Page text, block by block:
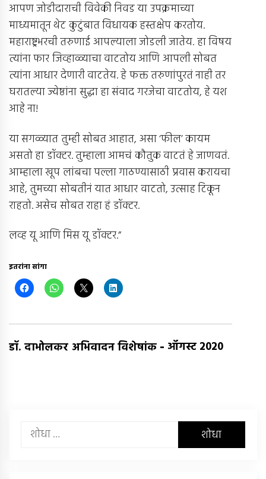
आपण जोडीदाराची विवेकी निवड या उपक्रमाच्या
माध्यमातून थेट कुटुंबात विधायक हस्तक्षेप करतोय.
महाराष्ट्रभरची तरुणाई आपल्याला जोडली जातेय. हा विषय
त्यांना फार जिव्हाळ्याचा वाटतोय आणि आपली सोबत
त्यांना आधार देणारी वाटतेय. हे फक्त तरुणांपुरतं नाही तर
घरातल्या ज्येष्ठांना सुद्धा हा संवाद गरजेचा वाटतोय, हे यश
आहे ना!
या सगळ्यात तुम्ही सोबत आहात, असा ‘फील’ कायम
असतो हा डॉक्टर. तुम्हाला आमचं कौतुक वाटतं हे जाणवतं.
आम्हाला खूप लांबचा पल्ला गाठण्यासाठी प्रवास करायचा
आहे, तुमच्या सोबतीनं यात आधार वाटतो, उत्साह टिकून
राहतो. असेच सोबत राहा हं डॉक्टर.
लव्ह यू आणि मिस यू डॉक्टर.”
इतरांना सांगा
डॉ. दाभोलकर अभिवादन विशेषांक - ऑगस्ट 2020
यांचा